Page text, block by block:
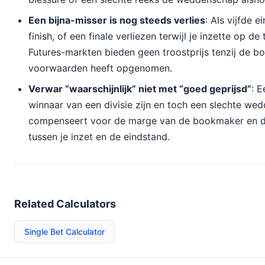
Een bijna-misser is nog steeds verlies: Als vijfde
finish, of een finale verliezen terwijl je inzette op de
Futures-markten bieden geen troostprijs tenzij de
voorwaarden heeft opgenomen.
Verwar “waarschijnlijk” niet met “goed geprijsd”:
winnaar van een divisie zijn en toch een slechte
compenseert voor de marge van de bookmaker en
tussen je inzet en de eindstand.
Related Calculators
Single Bet Calculator